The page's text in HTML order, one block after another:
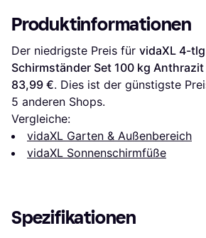
Produktinformationen
Der niedrigste Preis für vidaXL 4-
Schirmständer Set 100 kg Anthrazit
83,99 €
5 anderen Shops.
Vergleiche:
vidaXL Garten & Außenbereich
vidaXL Sonnenschirmfüße
Spezifikationen